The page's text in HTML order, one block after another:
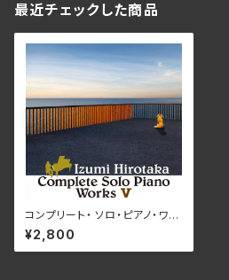
最近チェックした商品
コンプリート・ ソロ・ピアノ・ワー
クス V/和泉宏隆 MMF-510
¥2,800